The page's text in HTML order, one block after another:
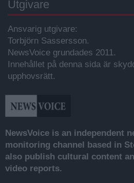
Utgivare
Ansvarig utgivare:
Torbjörn Sassersson.
NewsVoice grundades 2011.
Innehållet på denna sida är
upphovsrätt.
NewsVoice is an independent
monitoring channel based in
also publish cultural content
video reports.